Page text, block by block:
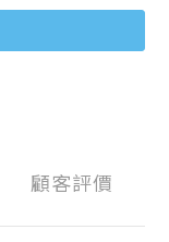
顧客評價